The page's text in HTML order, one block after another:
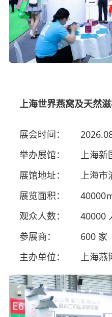
上海世界燕窝及天然
展会时间：
举办展馆：
上海
展馆地址：
上海
展览面积：
40000
观众人数：
40000
参展商：
600 家
主办单位：
上海